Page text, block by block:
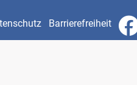
Barrierefreiheit